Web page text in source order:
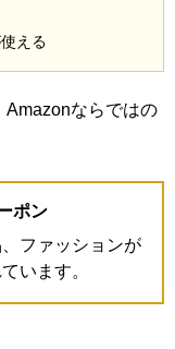
える
Amazonならではの
ポン
ファッションが
います。